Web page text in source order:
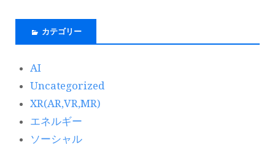
カテゴリー
AI
Uncategorized
XR(AR,VR,MR)
エネルギー
ソーシャル